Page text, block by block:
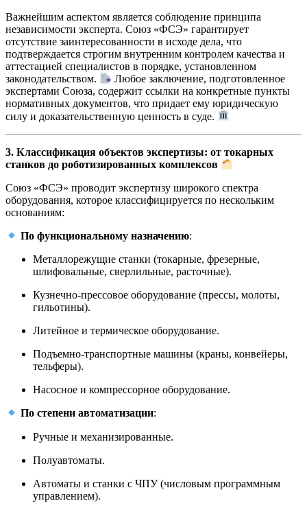
Важнейшим аспектом является соблюдение принципа
независимости эксперта. Союз «ФСЭ» гарантирует
отсутствие заинтересованности в исходе дела, что
подтверждается строгим внутренним контролем качества и
аттестацией специалистов в порядке, установленном
законодательством.
Любое заключение, подготовленное
экспертами Союза, содержит ссылки на конкретные пункты
нормативных документов, что придает ему юридическую
силу и доказательственную ценность в суде.
3. Классификация объектов экспертизы: от токарных
станков до роботизированных комплексов
Союз «ФСЭ» проводит экспертизу широкого спектра
оборудования, которое классифицируется по нескольким
основаниям:
По функциональному назначению:
Металлорежущие станки (токарные, фрезерные,
шлифовальные, сверлильные, расточные).
Кузнечно-прессовое оборудование (прессы, молоты,
гильотины).
Литейное и термическое оборудование.
Подъемно-транспортные машины (краны, конвейеры,
тельферы).
Насосное и компрессорное оборудование.
По степени автоматизации:
Ручные и механизированные.
Полуавтоматы.
Автоматы и станки с ЧПУ (числовым программным
управлением).